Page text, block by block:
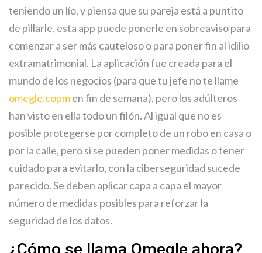
teniendo un lío, y piensa que su pareja está a puntito
de pillarle, esta app puede ponerle en sobreaviso para
comenzar a ser más cauteloso o para poner fin al idilio
extramatrimonial. La aplicación fue creada para el
mundo de los negocios (para que tu jefe no te llame
omegle.copmen fin de semana), pero los adúlteros
han visto en ella todo un filón. Al igual que no es
posible protegerse por completo de un robo en casa o
por la calle, pero si se pueden poner medidas o tener
cuidado para evitarlo, con la ciberseguridad sucede
parecido. Se deben aplicar capa a capa el mayor
número de medidas posibles para reforzar la
seguridad de los datos.